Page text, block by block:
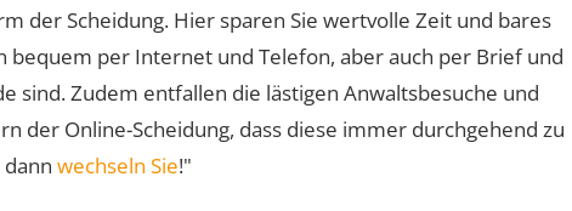
der Scheidung. Hier sparen Sie wertvolle Zeit und bares
bequem per Internet und Telefon, aber auch per Brief und
sind. Zudem entfallen die lästigen Anwaltsbesuche und
der Online-Scheidung, dass diese immer durchgehend zu
wechseln Sie!"